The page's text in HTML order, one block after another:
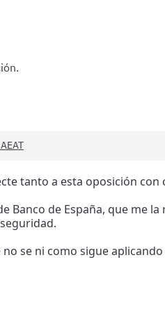
tanto a esta oposición
Banco de España, que me
se ni como sigue